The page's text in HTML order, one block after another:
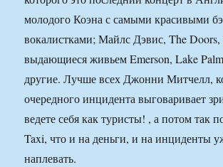
молодого Коэна с самыми красивыми
вокалистками; Майлс Дэвис, The Doors,
выдающиеся живьем Emerson, Lake
другие. Лучше всех Джонни Митчелл,
очередного инцидента выговаривает
ведете себя как туристы! , а потом так
Taxi, что и на деньги, и на инциденты
наплевать.